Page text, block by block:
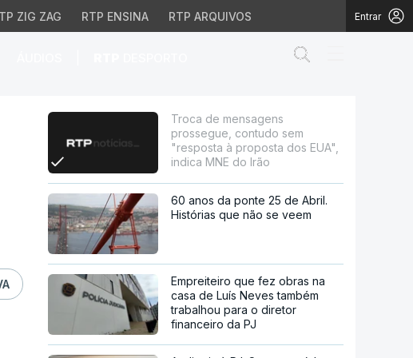
ZIG ZAG RTP ENSINA RTP ARQUIVOS Entrar
sem "resposta à
Troca de mensagens
prossegue, contudo sem
"resposta à proposta dos EUA",
indica MNE do Irão
60 anos da ponte 25 de Abril.
Histórias que não se veem
Empreiteiro que fez obras na
casa de Luís Neves também
trabalhou para o diretor
financeiro da PJ